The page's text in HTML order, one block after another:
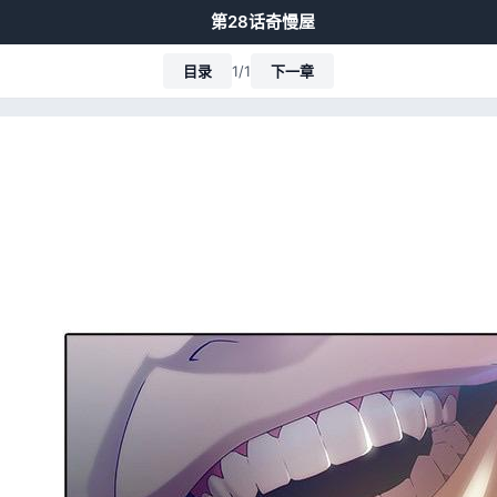
第28话奇慢屋
目录 1/1 下一章